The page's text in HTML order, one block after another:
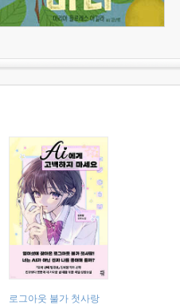
로그아웃 불가 첫사랑